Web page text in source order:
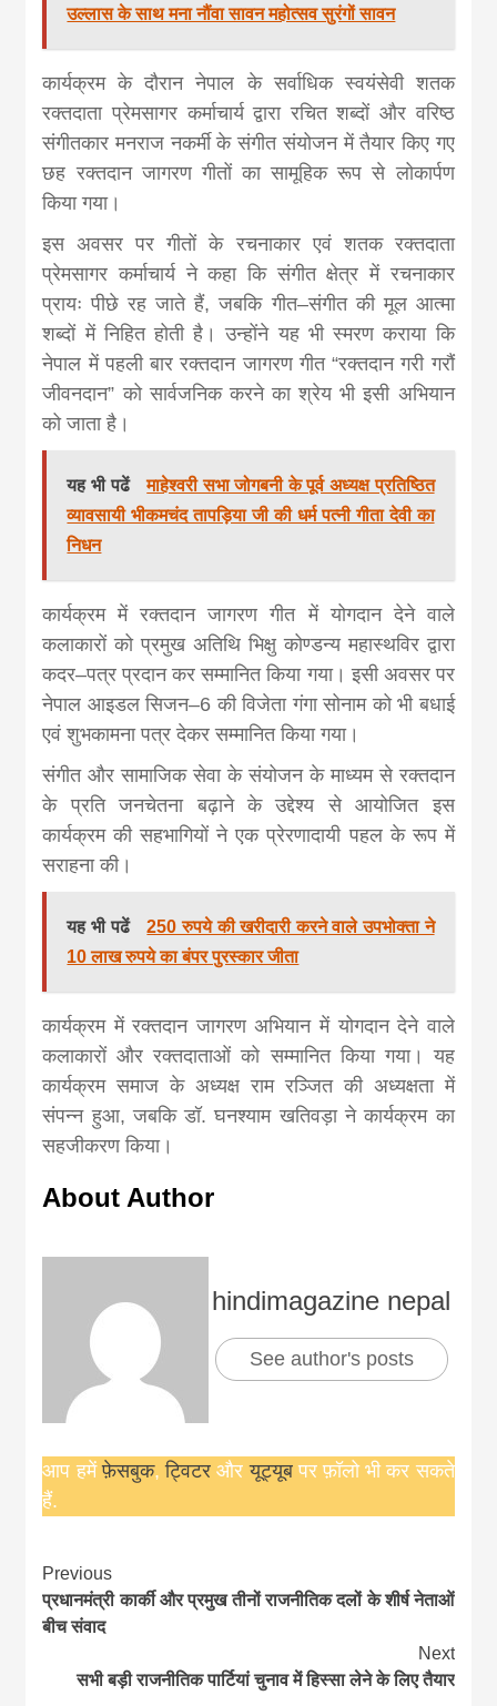
उल्लास के साथ मना नौंवा सावन महोत्सव सुरंगों सावन
कार्यक्रम के दौरान नेपाल के सर्वाधिक स्वयंसेवी शतक
रक्तदाता प्रेमसागर कर्माचार्य द्वारा रचित शब्दों और वरिष्ठ
संगीतकार मनराज नकर्मी के संगीत संयोजन में तैयार किए गए
छह रक्तदान जागरण गीतों का सामूहिक रूप से लोकार्पण
किया गया।
इस अवसर पर गीतों के रचनाकार एवं शतक रक्तदाता
प्रेमसागर कर्माचार्य ने कहा कि संगीत क्षेत्र में रचनाकार
प्रायः पीछे रह जाते हैं, जबकि गीत–संगीत की मूल आत्मा
शब्दों में निहित होती है। उन्होंने यह भी स्मरण कराया कि
नेपाल में पहली बार रक्तदान जागरण गीत “रक्तदान गरी गरौं
जीवनदान” को सार्वजनिक करने का श्रेय भी इसी अभियान
को जाता है।
यह भी पढें
माहेश्वरी सभा जोगबनी के पूर्व अध्यक्ष प्रतिष्ठित
व्यावसायी भीकमचंद तापड़िया जी की धर्म पत्नी गीता देवी का
निधन
कार्यक्रम में रक्तदान जागरण गीत में योगदान देने वाले
कलाकारों को प्रमुख अतिथि भिक्षु कोण्डन्य महास्थविर द्वारा
कदर–पत्र प्रदान कर सम्मानित किया गया। इसी अवसर पर
नेपाल आइडल सिजन–6 की विजेता गंगा सोनाम को भी बधाई
एवं शुभकामना पत्र देकर सम्मानित किया गया।
संगीत और सामाजिक सेवा के संयोजन के माध्यम से रक्तदान
के प्रति जनचेतना बढ़ाने के उद्देश्य से आयोजित इस
कार्यक्रम की सहभागियों ने एक प्रेरणादायी पहल के रूप में
सराहना की।
यह भी पढें
250 रुपये की खरीदारी करने वाले उपभोक्ता ने
10 लाख रुपये का बंपर पुरस्कार जीता
कार्यक्रम में रक्तदान जागरण अभियान में योगदान देने वाले
कलाकारों और रक्तदाताओं को सम्मानित किया गया। यह
कार्यक्रम समाज के अध्यक्ष राम रञ्जित की अध्यक्षता में
संपन्न हुआ, जबकि डॉ. घनश्याम खतिवड़ा ने कार्यक्रम का
सहजीकरण किया।
About Author
hindimagazine nepal
See author's posts
आप हमेंफ़ेसबुक,ट्विटरऔरयूट्यूबपर फ़ॉलो भी कर सकते
हैं.
Continue
Reading
Previous
प्रधानमंत्री कार्की और प्रमुख तीनों राजनीतिक दलों के शीर्ष नेताओं
बीच संवाद
Next
सभी बड़ी राजनीतिक पार्टियां चुनाव में हिस्सा लेने के लिए तैयार